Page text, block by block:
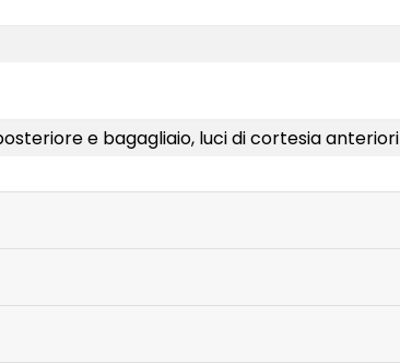
e bagagliaio, luci di cortesia anteriori